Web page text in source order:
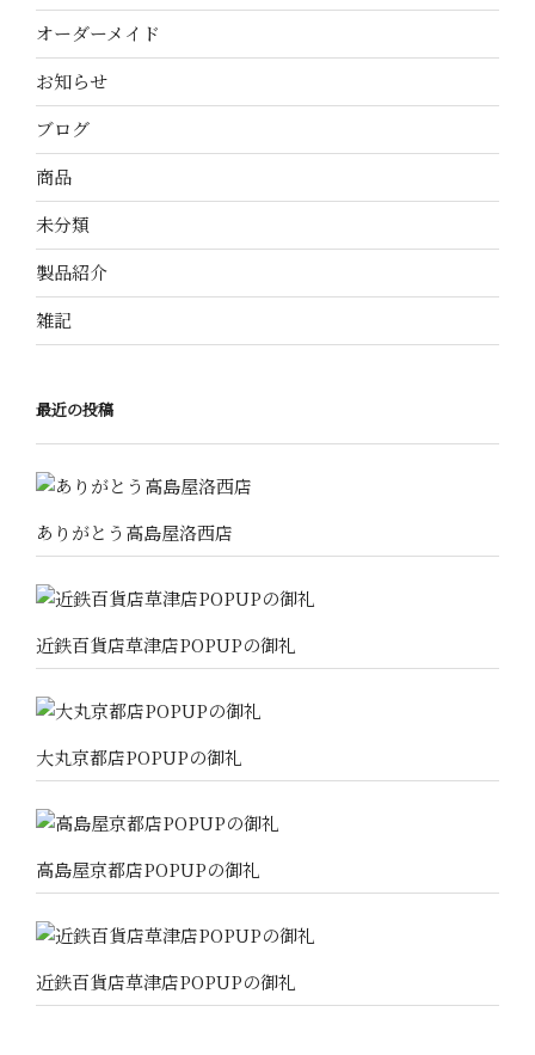
オーダーメイド
お知らせ
ブログ
商品
未分類
製品紹介
雑記
最近の投稿
ありがとう高島屋洛西店
近鉄百貨店草津店POPUPの御礼
大丸京都店POPUPの御礼
高島屋京都店POPUPの御礼
近鉄百貨店草津店POPUPの御礼